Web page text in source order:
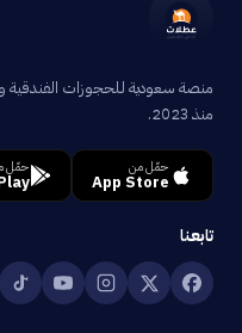
منصة سعودية للحجوزات
منذ 2023.
حمّل من
App Store
حمّل
تابعنا